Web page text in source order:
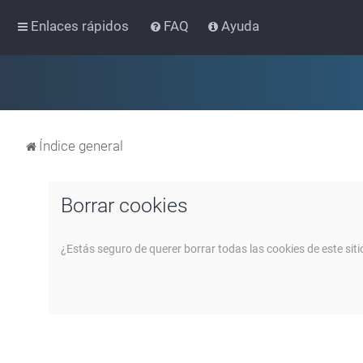
Enlaces rápidos FAQ Ayuda
Índice general
Borrar cookies
¿Estás seguro de querer borrar todas las cookies de este